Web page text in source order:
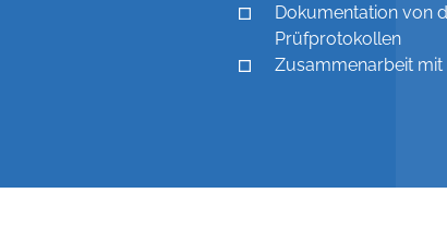
Dokumentation von
Prüfprotokollen
Zusammenarbeit mit